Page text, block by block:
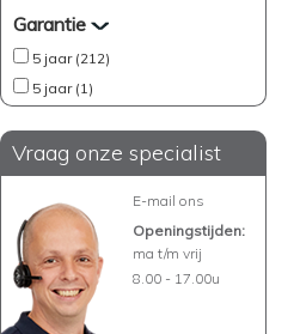
Garantie
5 jaar (212)
5 jaar (1)
Vraag onze specialist
E-mail ons
Openingstijden:
ma t/m vrij
8.00 - 17.00u